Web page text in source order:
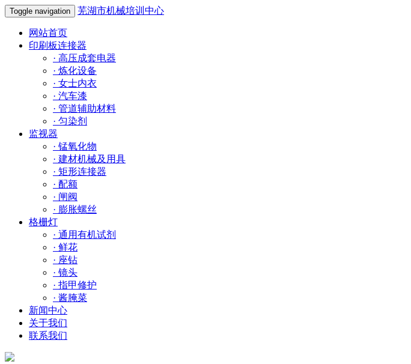
Toggle navigation 芜湖市机械培训中心
网站首页
印刷板连接器
· 高压成套电器
· 炼化设备
· 女士内衣
· 汽车漆
· 管道辅助材料
· 匀染剂
监视器
· 锰氧化物
· 建材机械及用具
· 矩形连接器
· 配额
· 闸阀
· 膨胀螺丝
格栅灯
· 通用有机试剂
· 鲜花
· 座钻
· 镜头
· 指甲修护
· 酱腌菜
新闻中心
关于我们
联系我们